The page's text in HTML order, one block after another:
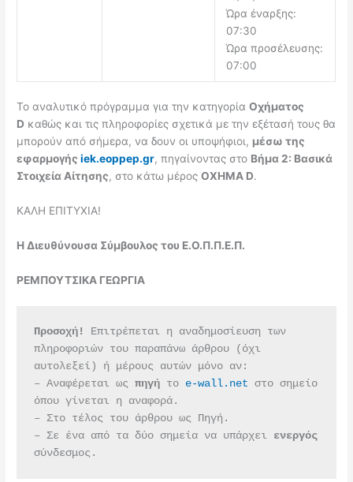
Ώρα έναρξης:
07:30
Ώρα προσέλευσης:
07:00
Το αναλυτικό πρόγραμμα για την κατηγορίαΟχήματος
D καθώς και τις πληροφορίες σχετικά με την εξέτασή τους θα
μπορούν από σήμερα, να δουν οι υποψήφιοι, μέσω της
εφαρμογήςiek.eoppep.gr, πηγαίνοντας στο Βήμα 2: Βασικά
Στοιχεία Αίτησης, στο κάτω μέροςΟΧΗΜΑ D.
ΚΑΛΗ ΕΠΙΤΥΧΙΑ!
Η Διευθύνουσα Σύμβουλος του Ε.Ο.Π.Π.Ε.Π.
ΡΕΜΠΟΥΤΣΙΚΑ ΓΕΩΡΓΙΑ
Προσοχή!
Επιτρέπεται η αναδημοσίευση των
πληροφοριών του παραπάνω άρθρου (όχι
αυτολεξεί) ή μέρους αυτών μόνο αν:
– Αναφέρεται ως πηγή το e-wall.net στο σημείο
όπου γίνεται η αναφορά.
– Στο τέλος του άρθρου ως Πηγή.
– Σε ένα από τα δύο σημεία να υπάρχει
σύνδεσμος.